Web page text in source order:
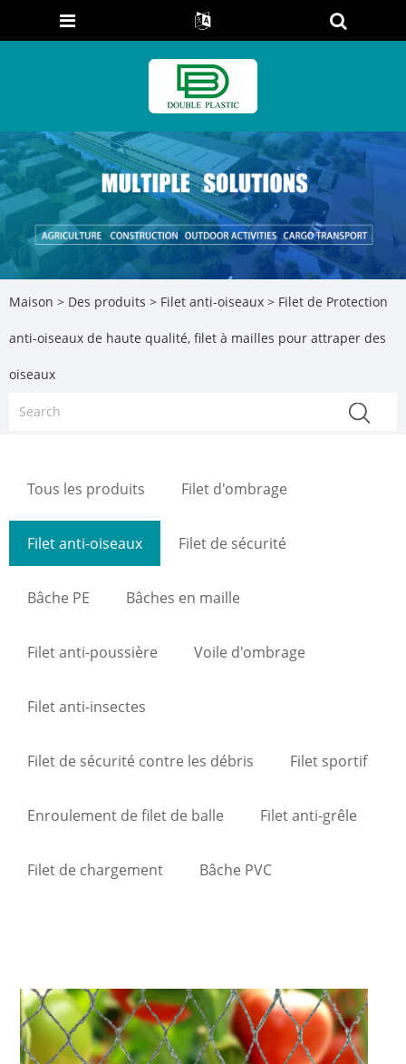
Maison > Des produits > Filet anti-oiseaux > Filet de Protection
anti-oiseaux de haute qualité, filet à mailles pour attraper des
oiseaux
Tous les produits Filet d'ombrage
Filet anti-oiseaux Filet de sécurité
Bâche PE Bâches en maille
Filet anti-poussière Voile d'ombrage
Filet anti-insectes
Filet de sécurité contre les débris Filet sportif
Enroulement de filet de balle Filet anti-grêle
Filet de chargement Bâche PVC